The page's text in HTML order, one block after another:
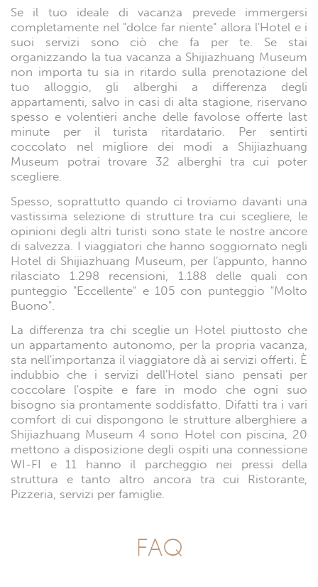
Se il tuo ideale di vacanza prevede immergersi
completamente nel "dolce far niente" allora l'Hotel e i
suoi servizi sono ciò che fa per te. Se stai
organizzando la tua vacanza a Shijiazhuang Museum
non importa tu sia in ritardo sulla prenotazione del
tuo alloggio, gli alberghi a differenza degli
appartamenti, salvo in casi di alta stagione, riservano
spesso e volentieri anche delle favolose offerte last
minute per il turista ritardatario. Per sentirti
coccolato nel migliore dei modi a Shijiazhuang
Museum potrai trovare 32 alberghi tra cui poter
scegliere.
Spesso, soprattutto quando ci troviamo davanti una
vastissima selezione di strutture tra cui scegliere, le
opinioni degli altri turisti sono state le nostre ancore
di salvezza. I viaggiatori che hanno soggiornato negli
Hotel di Shijiazhuang Museum, per l'appunto, hanno
rilasciato 1.298 recensioni, 1.188 delle quali con
punteggio "Eccellente" e 105 con punteggio "Molto
Buono".
La differenza tra chi sceglie un Hotel piuttosto che
un appartamento autonomo, per la propria vacanza,
sta nell'importanza il viaggiatore dà ai servizi offerti. È
indubbio che i servizi dell'Hotel siano pensati per
coccolare l'ospite e fare in modo che ogni suo
bisogno sia prontamente soddisfatto. Difatti tra i vari
comfort di cui dispongono le strutture alberghiere a
Shijiazhuang Museum 4 sono Hotel con piscina, 20
mettono a disposizione degli ospiti una connessione
WI-FI e 11 hanno il parcheggio nei pressi della
struttura e tanto altro ancora tra cui Ristorante,
Pizzeria, servizi per famiglie.
FAQ